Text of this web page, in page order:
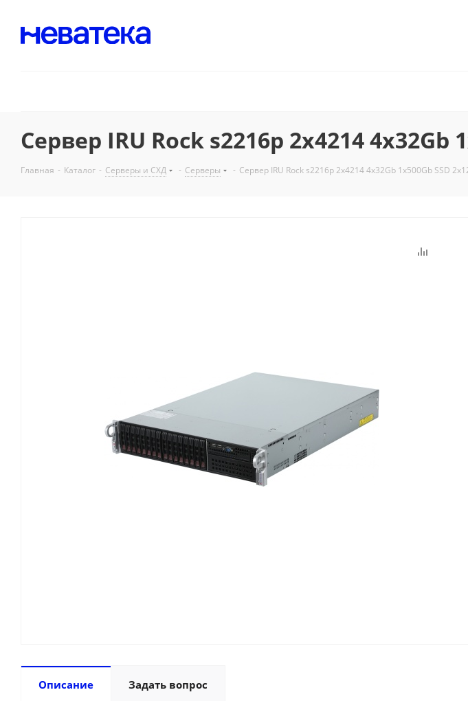
Сервер IRU Rock s2216p 2x4214 4x32Gb
Главная - Каталог - Серверы и СХД - Серверы - Сервер IRU Rock s2216p 2x4214 4x32Gb 1x500Gb SSD
Описание Задать вопрос